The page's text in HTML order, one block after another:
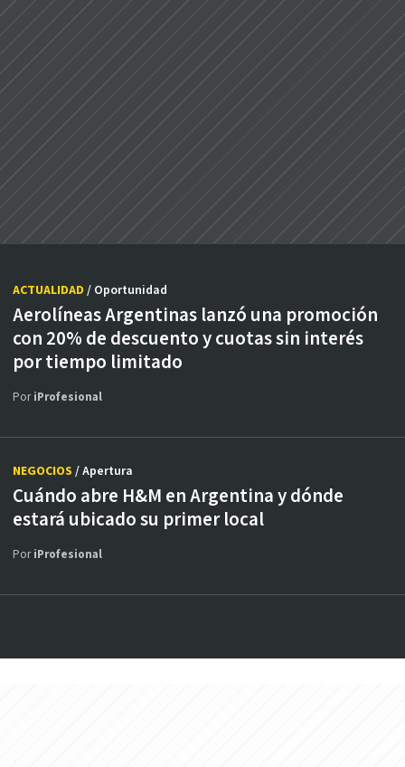
Aerolíneas Argentinas lanzó una promoción
con 20% de descuento y cuotas sin interés
por tiempo limitado
ACTUALIDAD / Oportunidad
PoriProfesional
Cuándo abre H&M en Argentina y dónde
estará ubicado su primer local
NEGOCIOS / Apertura
PoriProfesional